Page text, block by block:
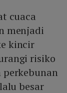
cuaca
menjadi
kincir
risiko
perkebunan
besar